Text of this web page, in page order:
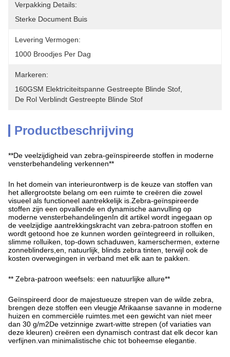
Verpakking Details:
Sterke Document Buis
Levering Vermogen:
1000 Broodjes Per Dag
Markeren:
160GSM Elektriciteitspanne Gestreepte Blinde Stof
De Rol Verblindt Gestreepte Blinde Stof
Productbeschrijving
**De veelzijdigheid van zebra-geïnspireerde stoffen in moderne
vensterbehandeling verkennen**
In het domein van interieurontwerp is de keuze van stoffen van
het allergrootste belang om een ruimte te creëren die zowel
visueel als functioneel aantrekkelijk is.Zebra-geïnspireerde
stoffen zijn een opvallende en dynamische aanvulling op
moderne vensterbehandelingenIn dit artikel wordt ingegaan op
de veelzijdige aantrekkingskracht van zebra-patroon stoffen en
wordt getoond hoe ze kunnen worden geïntegreerd in rolluiken,
slimme rolluiken, top-down schaduwen, kamerschermen, externe
zonneblinders,en, natuurlijk, blinds zebra tinten, terwijl ook de
kosten overwegingen in verband met elk aan te pakken.
** Zebra-patroon weefsels: een natuurlijke allure**
Geïnspireerd door de majestueuze strepen van de wilde zebra,
brengen deze stoffen een vleugje Afrikaanse savanne in moderne
huizen en commerciële ruimtes.met een gewicht van niet meer
dan 30 g/m2De vetzinnige zwart-witte strepen (of variaties van
deze kleuren) creëren een dynamisch contrast dat elk decor kan
verfijnen.van minimalistische chic tot boheemse elegantie.